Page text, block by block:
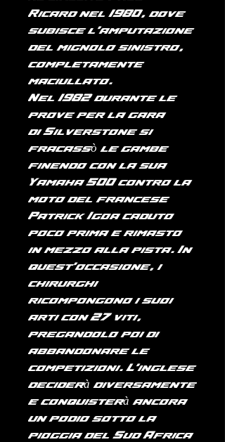
Ricardnel1980, dove
subisce l'amputazione
del mignolo sinistro,
completamente
maciullato.
Nel1982durante le
prove per la gara
diSilverstonesi
fracassò le gambe
finendo con la sua
Yamaha 500 contro la
moto del francese
Patrick Igoa caduto
poco prima e rimasto
in mezzo alla pista. In
quest'occasione, i
chirurghi
ricompongono i suoi
arti con 27 viti,
pregandolo poi di
abbandonare le
competizioni. L'inglese
deciderà diversamente
e conquisterà ancora
un podio sotto la
pioggia del Sud Africa